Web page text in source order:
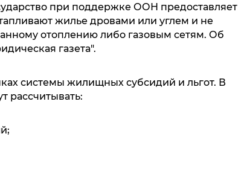
при поддержке ООН предоставляет
жилье дровами или углем и не
отоплению либо газовым сетям. Об
газета".
системы жилищных субсидий и льгот. В
рассчитывать: